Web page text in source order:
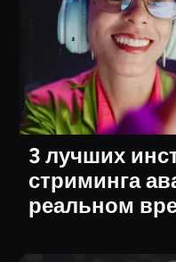
3 лучших
стриминга
реальном